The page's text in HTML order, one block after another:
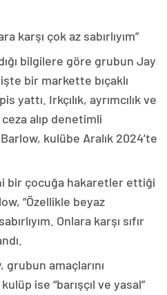
karşı çok az sabırlıyım”
bilgilere göre grubun Jay
bir markette bıçaklı
yattı. Irkçılık, ayrımcılık ve
ceza alıp denetimli
kulübe Aralık 2024’te
bir çocuğa hakaretler ettiği
“Özellikle beyaz
Onlara karşı sıfır
amaçlarını
ise “barışçıl ve yasal”